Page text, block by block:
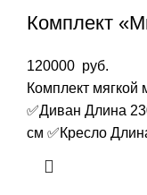
Комплект
120000 руб.
Комплект
✅Диван Длина
см ✅Кресло